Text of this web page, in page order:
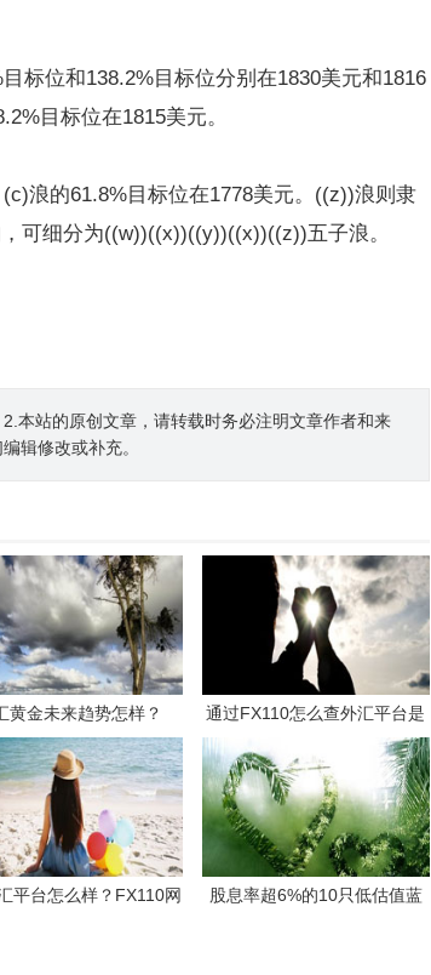
标位和138.2%目标位分别在1830美元和1816
目标位在1815美元。
浪的61.8%目标位在1778美元。((z))浪则隶
可细分为((w))((x))((y))((x))((z))五子浪。
本站的原创文章，请转载时务必注明文章作者和来
辑修改或补充。
黄金未来趋势怎样？
通过FX110怎么查外汇平台是
平台怎么样？FX110网
股息率超6%的10只低估值蓝